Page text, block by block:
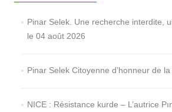
Pinar Selek. Une recherche interdite,
le 04 août 2026
Pinar Selek Citoyenne d’honneur de
NICE : Résistance kurde – L’autrice